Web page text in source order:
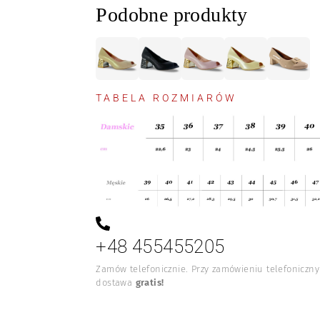
Podobne produkty
TABELA ROZMIARÓW
+48 455455205
Zamów telefonicznie. Przy zamówieniu
dostawa gratis!